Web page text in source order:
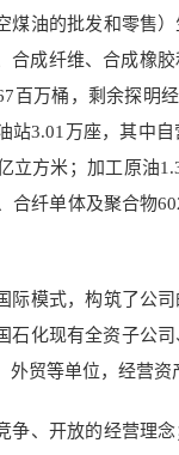
煤油的批发和零售
合成纤维、合成橡
百万桶，剩余探明
站3.01万座，其中
立方米；加工原油
合纤单体及聚合物
际模式，构筑了公
石化现有全资子公
外贸等单位，经营资
争、开放的经营理